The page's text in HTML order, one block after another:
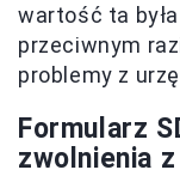
wartość ta
przeciwnym
problemy z
Formularz
zwolnienia